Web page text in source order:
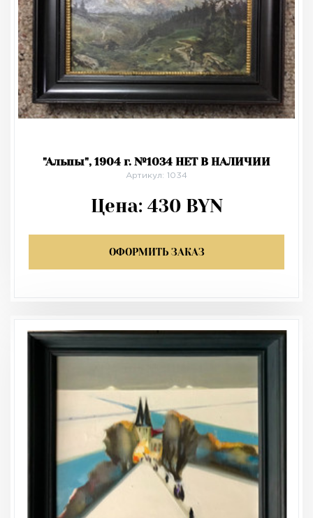
"Альпы", 1904 г. №1034 НЕТ В НАЛИЧИИ
Артикул: 1034
Цена: 430BYN
ОФОРМИТЬ ЗАКАЗ